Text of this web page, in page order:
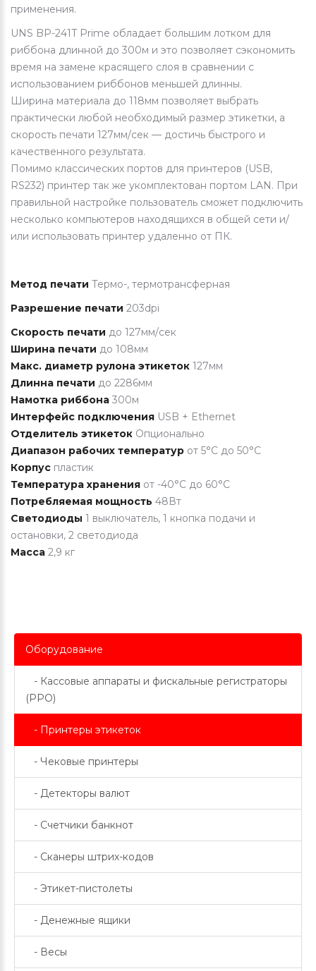
применения.
UNS BP-241T Prime обладает большим лотком для
риббона длинной до 300м и это позволяет сэкономить
время на замене красящего слоя в сравнении с
использованием риббонов меньшей длинны.
Ширина материала до 118мм позволяет выбрать
практически любой необходимый размер этикетки, а
скорость печати 127мм/сек — достичь быстрого и
качественного результата.
Помимо классических портов для принтеров (USB,
RS232) принтер так же укомплектован портом LAN. При
правильной настройке пользователь сможет подключить
несколько компьютеров находящихся в общей сети и/
или использовать принтер удаленно от ПК.
Метод печати Термо-, термотрансферная
Разрешение печати 203dpi
Скорость печати до 127мм/сек
Ширина печати до 108мм
Макс. диаметр рулона этикеток 127мм
Длинна печати до 2286мм
Намотка риббона 300м
Интерфейс подключения USB + Ethernet
Отделитель этикеток Опционально
Диапазон рабочих температур от 5°С до 50°С
Корпус пластик
Температура хранения от -40°C до 60°C
Потребляемая мощность 48Вт
Светодиоды 1 выключатель, 1 кнопка подачи и
остановки, 2 светодиода
Масса 2,9 кг
Оборудование
- Кассовые аппараты и фискальные регистраторы
(РРО)
- Принтеры этикеток
- Чековые принтеры
- Детекторы валют
- Счетчики банкнот
- Сканеры штрих-кодов
- Этикет-пистолеты
- Денежные ящики
- Весы